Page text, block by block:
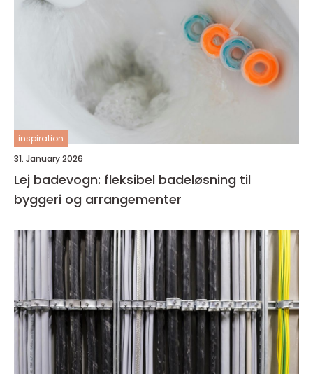
inspiration
31. January 2026
Lej badevogn: fleksibel badeløsning til
byggeri og arrangementer